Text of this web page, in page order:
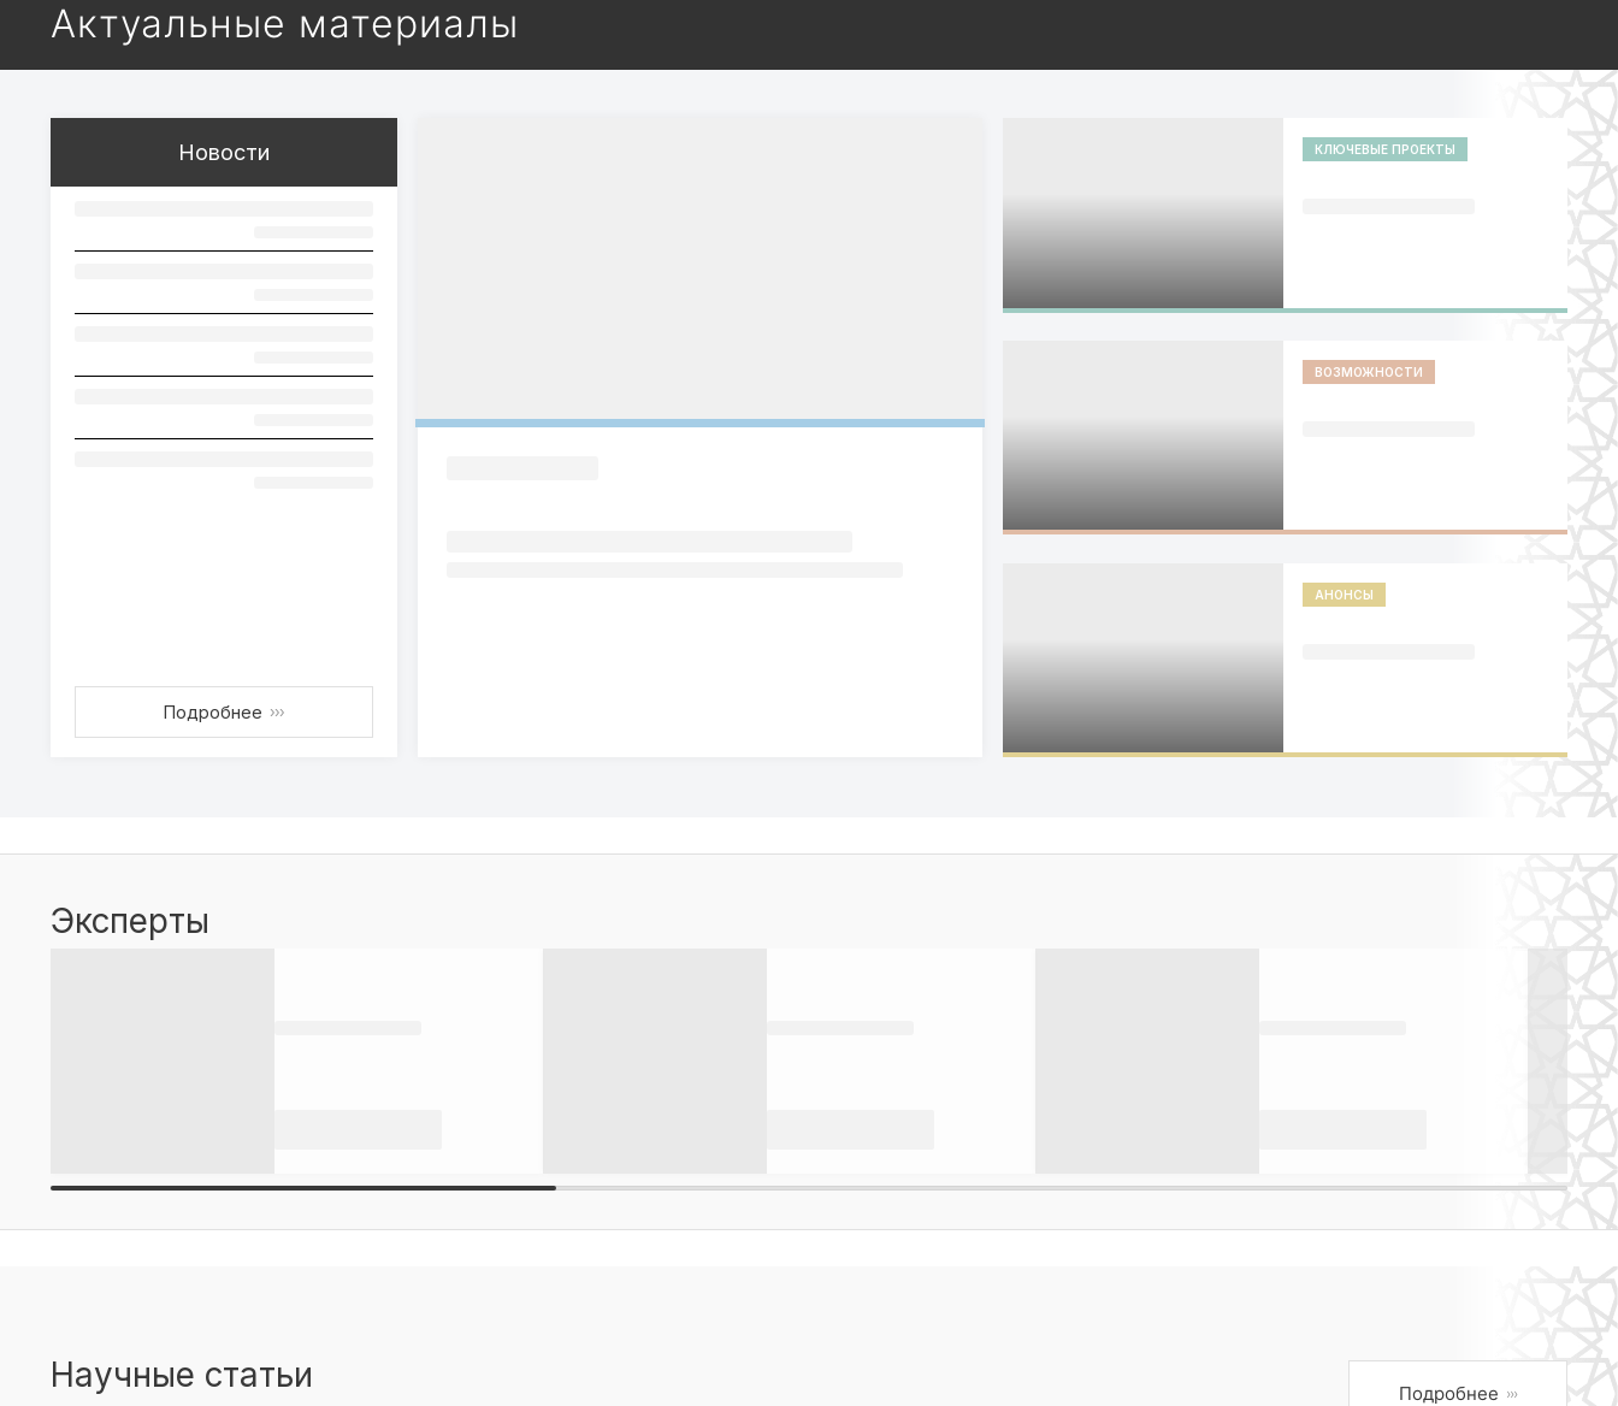
Актуальные материалы
Новости
Подробнее ›››
КЛЮЧЕВЫЕ ПРОЕКТЫ
ВОЗМОЖНОСТИ
АНОНСЫ
Эксперты
Научные статьи Подробнее ›››